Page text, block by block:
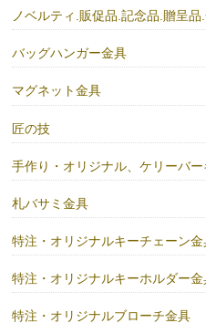
ノベルティ.販促品.記念品.贈呈
バッグハンガー金具
マグネット金具
匠の技
手作り・オリジナル、ケリーバ
札バサミ金具
特注・オリジナルキーチェーン金
特注・オリジナルキーホルダー金
特注・オリジナルブローチ金具